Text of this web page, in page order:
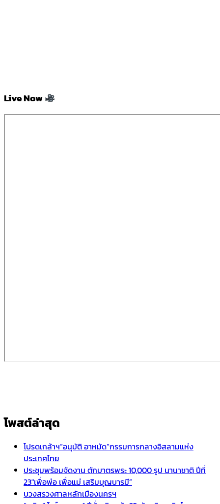
Live Now
โพสต์ล่าสุด
โปรดเกล้าฯ”อนุมัติ อาหมัด”กรรมการกลางอิสลามแห่ง
ประเทศไทย
ประชุมพร้อมจัดงาน ตักบาตรพระ 10,000 รูป นานาชาติ ปีที่
23″เพื่อพ่อ เพื่อแม่ เสริมบุญบารมี”
บวงสรวงศาลหลักเมืองนครฯ